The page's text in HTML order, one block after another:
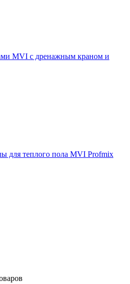
MVI c дренажным краном и
для теплого пола MVI Profmix